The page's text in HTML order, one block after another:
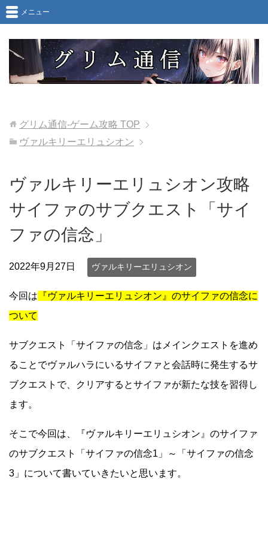
メニュー
グリム通信-ゲーム攻略 TOP
ヴァルキリーエリュシオン
ヴァルキリーエリュシオン攻略
サイファのサブクエスト「サイ
ファの信念」
2022年9月27日 ヴァルキリーエリュシオン
今回は 『ヴァルキリーエリュシオン』のサイファの信念に
ついて
サブクエスト「サイファの信念」はメインクエストを進め
ることでヴァルハラにいるサイファと会話時に発生するサ
ブクエストで、クリアするとサイファが新たな技を習得し
ます。
そこで今回は、『ヴァルキリーエリュシオン』のサイファ
のサブクエスト「サイファの信念1」～「サイファの信念
3」について書いていきたいと思います。